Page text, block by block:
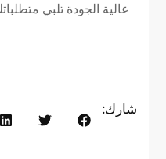
عالية الجودة تلبي
شارك: